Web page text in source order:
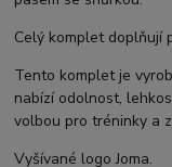
Celý komplet doplňují
Tento komplet je
nabízí odolnost,
volbou pro tréninky a
Vyšívané logo Joma.